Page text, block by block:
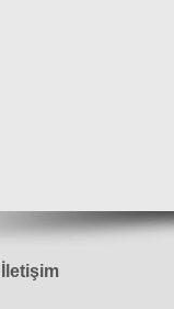
İletişim